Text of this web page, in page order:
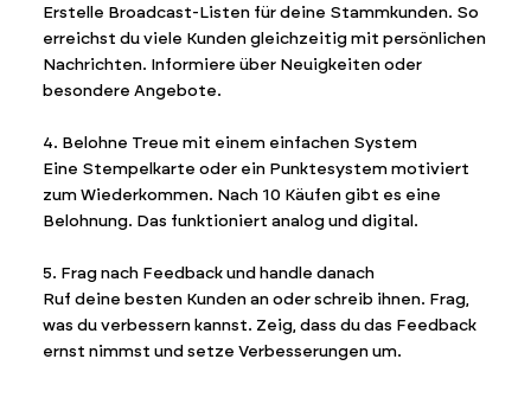
Erstelle Broadcast-Listen für deine Stammkunden. So
erreichst du viele Kunden gleichzeitig mit persönlichen
Nachrichten. Informiere über Neuigkeiten oder
besondere Angebote.
4. Belohne Treue mit einem einfachen System
Eine Stempelkarte oder ein Punktesystem motiviert
zum Wiederkommen. Nach 10 Käufen gibt es eine
Belohnung. Das funktioniert analog und digital.
5. Frag nach Feedback und handle danach
Ruf deine besten Kunden an oder schreib ihnen. Frag,
was du verbessern kannst. Zeig, dass du das Feedback
ernst nimmst und setze Verbesserungen um.